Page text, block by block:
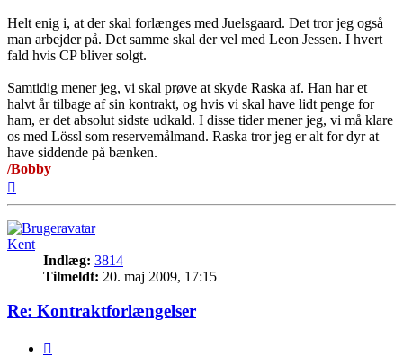
Helt enig i, at der skal forlænges med Juelsgaard. Det tror jeg også
man arbejder på. Det samme skal der vel med Leon Jessen. I hvert
fald hvis CP bliver solgt.
Samtidig mener jeg, vi skal prøve at skyde Raska af. Han har et
halvt år tilbage af sin kontrakt, og hvis vi skal have lidt penge for
ham, er det absolut sidste udkald. I disse tider mener jeg, vi må klare
os med Lössl som reservemålmand. Raska tror jeg er alt for dyr at
have siddende på bænken.
/Bobby
Kent
Indlæg: 3814
Tilmeldt: 20. maj 2009, 17:15
Re: Kontraktforlængelser